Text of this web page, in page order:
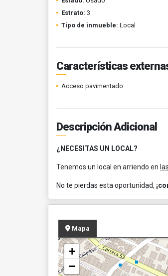
Estrato: 3
Tipo de inmueble: Local
Características
Acceso pavimentado
Descripción Adicional
¿NECESITAS UN LOCAL?
Tenemos un local en arriendo en
No te pierdas esta oportunidad,
Mapa
+
−